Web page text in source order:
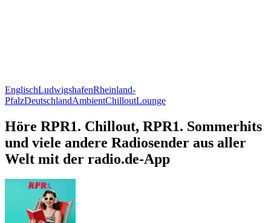
EnglischLudwigshafenRheinland-
PfalzDeutschlandAmbientChilloutLounge
Höre RPR1. Chillout, RPR1. Sommerhits
und viele andere Radiosender aus aller
Welt mit der radio.de-App